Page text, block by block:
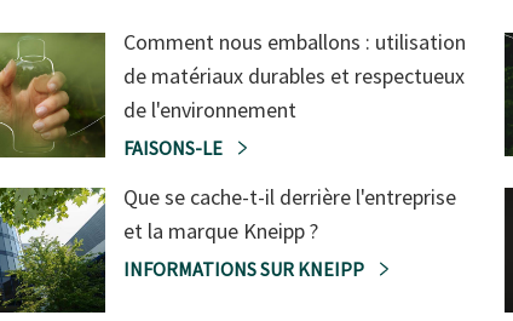
Comment nous emballons : utilisation
de matériaux durables et respectueux
de l'environnement
FAISONS-LE
Que se cache-t-il derrière l'entreprise
et la marque Kneipp ?
INFORMATIONS SUR KNEIPP